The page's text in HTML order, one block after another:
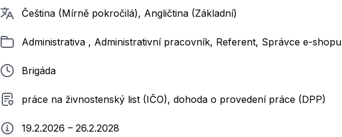
Požadované jazyky
Čeština (Mírně pokročilá), Angličtina (Základní)
ZařazenoAdministrativa , Administrativní pracovník, Referent, Správce e-shopu
Typ pracovního poměru
Brigáda
Typ smluvního vztahu
práce na živnostenský list (IČO), dohoda o provedení práce (DPP)
Typ práce19.2.2026 – 26.2.2028